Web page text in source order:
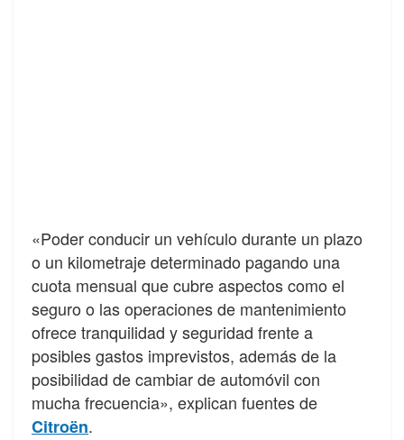
«Poder conducir un vehículo durante un plazo
o un kilometraje determinado pagando una
cuota mensual que cubre aspectos como el
seguro o las operaciones de mantenimiento
ofrece tranquilidad y seguridad frente a
posibles gastos imprevistos, además de la
posibilidad de cambiar de automóvil con
mucha frecuencia», explican fuentes de
Citroën.